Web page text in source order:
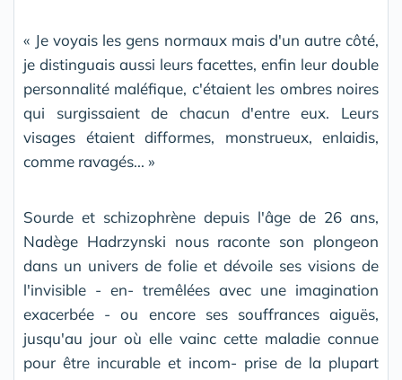
« Je voyais les gens normaux mais d'un autre côté,
je distinguais aussi leurs facettes, enfin leur double
personnalité maléfique, c'étaient les ombres noires
qui surgissaient de chacun d'entre eux. Leurs
visages étaient difformes, monstrueux, enlaidis,
comme ravagés... »
Sourde et schizophrène depuis l'âge de 26 ans,
Nadège Hadrzynski nous raconte son plongeon
dans un univers de folie et dévoile ses visions de
l'invisible - en- tremêlées avec une imagination
exacerbée - ou encore ses souffrances aiguës,
jusqu'au jour où elle vainc cette maladie connue
pour être incurable et incom- prise de la plupart